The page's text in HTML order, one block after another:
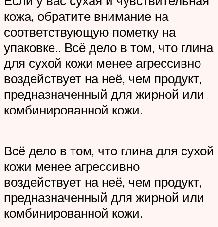
кожа, обратите внимание на
соответствующую пометку на
упаковке.. Всё дело в том, что глина
для сухой кожи менее агрессивно
воздействует на неё, чем продукт,
предназначенный для жирной или
комбинированной кожи.
Всё дело в том, что глина для сухой
кожи менее агрессивно
воздействует на неё, чем продукт,
предназначенный для жирной или
комбинированной кожи.